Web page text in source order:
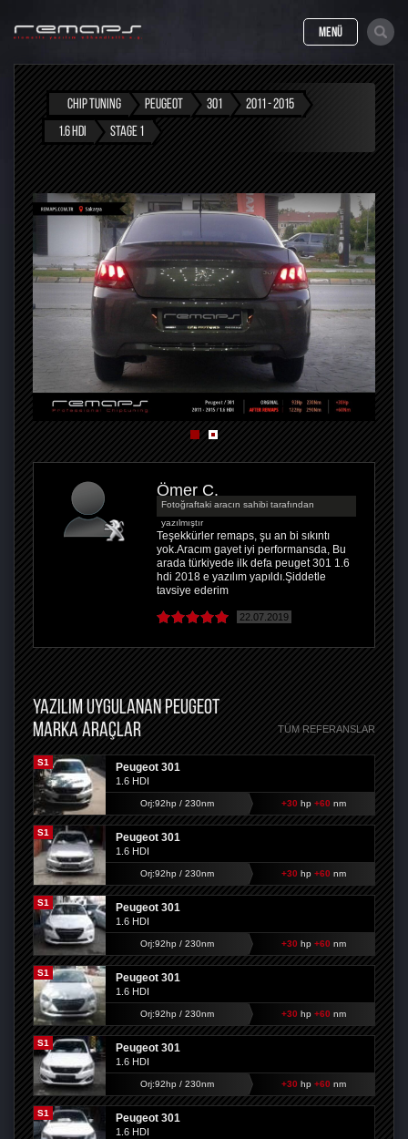
MENÜ
CHIP TUNING PEUGEOT 301
2011 - 2015
1.6 HDI
STAGE 1
Ömer Ç.
Fotoğraftaki aracın sahibi tarafından
yazılmıştır
Teşekkürler remaps, şu an bi sıkıntı
yok.Aracım gayet iyi performansda, Bu
arada türkiyede ilk defa peuget 301 1.6
hdi 2018 e yazılım yapıldı.Şiddetle
tavsiye ederim
22.07.2019
YAZILIM UYGULANAN PEUGEOT
MARKA ARAÇLAR
TÜM REFERANSLAR
S1 Peugeot 301
1.6 HDI
Orj:92hp / 230nm +30 hp +60 nm
S1 Peugeot 301
1.6 HDI
Orj:92hp / 230nm +30 hp +60 nm
S1 Peugeot 301
1.6 HDI
Orj:92hp / 230nm +30 hp +60 nm
S1 Peugeot 301
1.6 HDI
Orj:92hp / 230nm +30 hp +60 nm
S1 Peugeot 301
1.6 HDI
Orj:92hp / 230nm +30 hp +60 nm
S1 Peugeot 301
1.6 HDI